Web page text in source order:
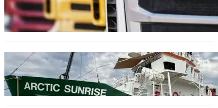
Нови ограничения за камионите над 12
тона по ключови пътища през август
БЪЛГАРИЯ
Корабът на „Грийнпийс“ пристигна във
Варна с кампания за опазване на Черно
море